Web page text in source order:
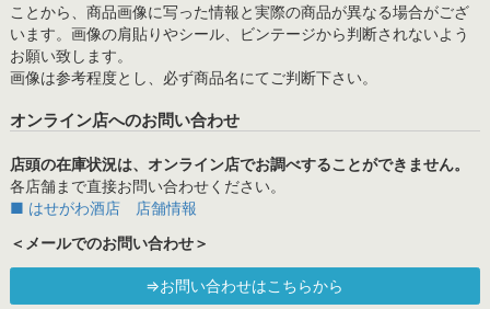
ことから、商品画像に写った情報と実際の商品が異なる場合がござ
います。画像の肩貼りやシール、ビンテージから判断されないよう
お願い致します。
画像は参考程度とし、必ず商品名にてご判断下さい。
オンライン店へのお問い合わせ
店頭の在庫状況は、オンライン店でお調べすることができません。
各店舗まで直接お問い合わせください。
■ はせがわ酒店 店舗情報
＜メールでのお問い合わせ＞
⇒お問い合わせはこちらから